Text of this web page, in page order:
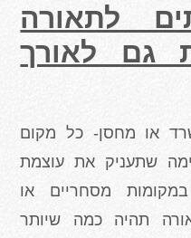
לתאורה
גם לאורך
או מחסן- כל מקום
שתעניק את עוצמת
מסחריים או
תהיה כמה שיותר